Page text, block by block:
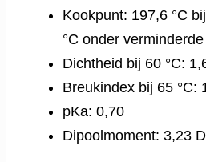
Kookpunt: 197,6 °C
°C onder
Dichtheid bij 60 °C:
Breukindex bij 65 °C:
pKa: 0,70
Dipoolmoment: 3,23 D